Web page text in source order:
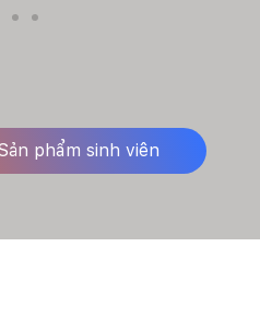
phẩm sinh viên